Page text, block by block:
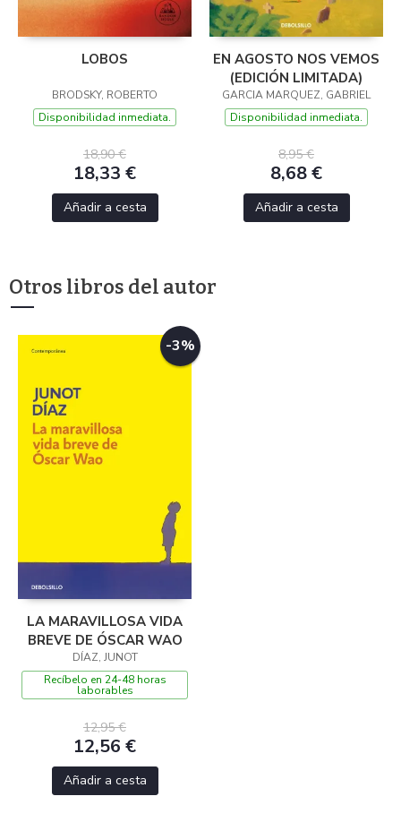
LOBOS
BRODSKY, ROBERTO
Disponibilidad inmediata.
18,90 €
18,33 €
Añadir a cesta
EN AGOSTO NOS VEMOS
(EDICIÓN LIMITADA)
GARCIA MARQUEZ, GABRIEL
Disponibilidad inmediata.
8,95 €
8,68 €
Añadir a cesta
Otros libros del autor
-3%
LA MARAVILLOSA VIDA
BREVE DE ÓSCAR WAO
DÍAZ, JUNOT
Recíbelo en 24-48 horas
laborables
12,95 €
12,56 €
Añadir a cesta